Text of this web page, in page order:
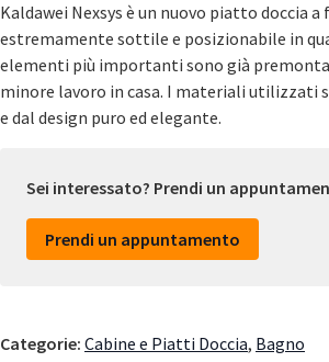
Kaldawei Nexsys è un nuovo piatto doccia
estremamente sottile e posizionabile in
elementi più importanti sono già
minore lavoro in casa. I materiali utilizzati
e dal design puro ed elegante.
Sei interessato? Prendi un
Prendi un appuntamento
Categorie: Cabine e Piatti Doccia, Bagno